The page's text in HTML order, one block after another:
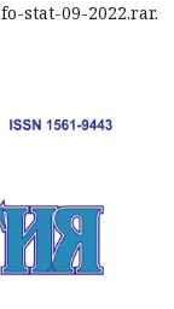
stat-09-2022.rar.